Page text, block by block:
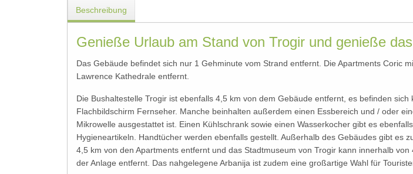
Beschreibung
Genieße Urlaub am Stand von Trogir und genieße
Das Gebäude befindet sich nur 1 Gehminute vom Strand entfernt. Die Apartments Coric
Lawrence Kathedrale entfernt.
Die Bushaltestelle Trogir ist ebenfalls 4,5 km von dem Gebäude entfernt, es befinden
Flachbildschirm Fernseher. Manche beinhalten außerdem einen Essbereich und / oder
Mikrowelle ausgestattet ist. Einen Kühlschrank sowie einen Wasserkocher gibt es
Hygieneartikeln. Handtücher werden ebenfalls gestellt. Außerhalb des Gebäudes gibt es
4,5 km von den Apartments entfernt und das Stadtmuseum von Trogir kann innerhalb
der Anlage entfernt. Das nahgelegene Arbanija ist zudem eine großartige Wahl für